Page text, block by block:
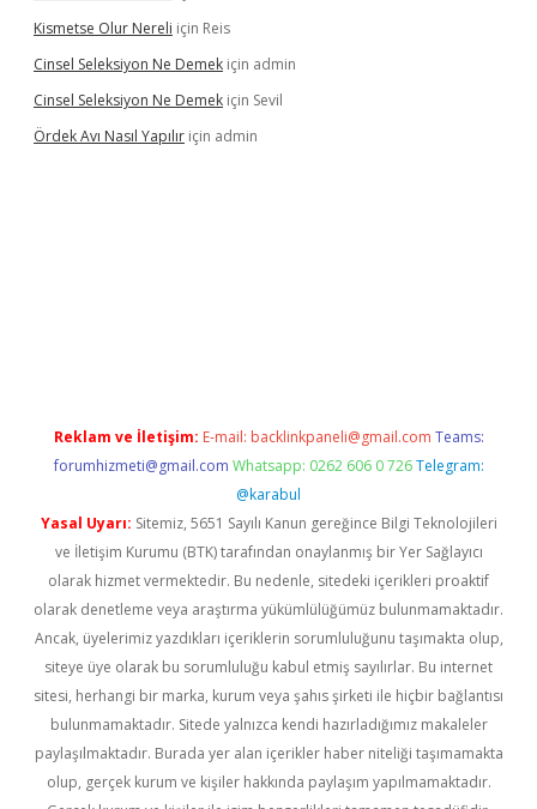
Kismetse Olur Nereli için Reis
Cinsel Seleksiyon Ne Demek için admin
Cinsel Seleksiyon Ne Demek için Sevil
Ördek Avı Nasıl Yapılır için admin
Reklam ve İletişim: E-mail: backlinkpaneli@gmail.com Teams:
forumhizmeti@gmail.com Whatsapp: 0262 606 0 726 Telegram:
@karabul
Yasal Uyarı: Sitemiz, 5651 Sayılı Kanun gereğince Bilgi Teknolojileri
ve İletişim Kurumu (BTK) tarafından onaylanmış bir Yer Sağlayıcı
olarak hizmet vermektedir. Bu nedenle, sitedeki içerikleri proaktif
olarak denetleme veya araştırma yükümlülüğümüz bulunmamaktadır.
Ancak, üyelerimiz yazdıkları içeriklerin sorumluluğunu taşımakta olup,
siteye üye olarak bu sorumluluğu kabul etmiş sayılırlar. Bu internet
sitesi, herhangi bir marka, kurum veya şahıs şirketi ile hiçbir bağlantısı
bulunmamaktadır. Sitede yalnızca kendi hazırladığımız makaleler
paylaşılmaktadır. Burada yer alan içerikler haber niteliği taşımamakta
olup, gerçek kurum ve kişiler hakkında paylaşım yapılmamaktadır.